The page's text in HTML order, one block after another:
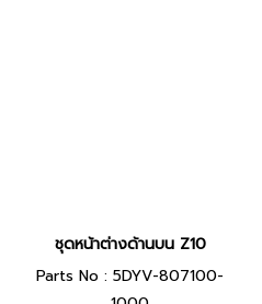
ชุดหน้าต่างด้านบน Z10
Parts No : 5DYV-807100-